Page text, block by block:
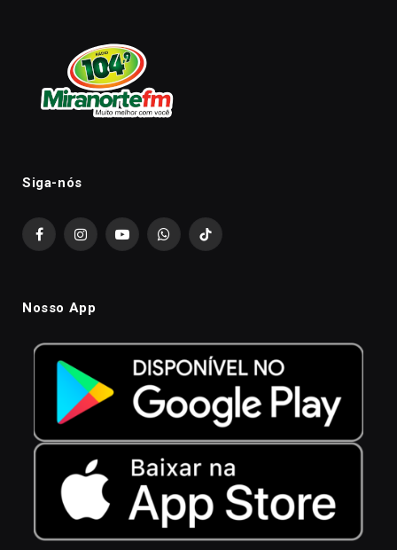
Siga-nós
FacebookInstagramYouTubeWhatsAppTikTok
Nosso App